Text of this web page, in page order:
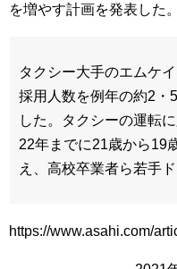
を増やす計画を発表した。
タクシー大手のエムケ
採用人数を例年の約2・
した。タクシーの運転
22年までに21歳から19
え、高校卒業者ら若手
https://www.asahi.com/